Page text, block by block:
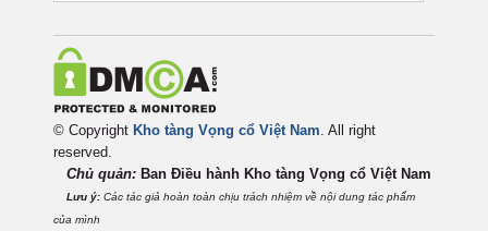
© Copyright Kho tàng Vọng cổ Việt Nam. All right
reserved.
Chủ quản: Ban Điều hành Kho tàng Vọng cổ Việt Nam
Lưu ý: Các tác giả hoàn toàn chịu trách nhiệm về nội dung tác phẩm
của mình